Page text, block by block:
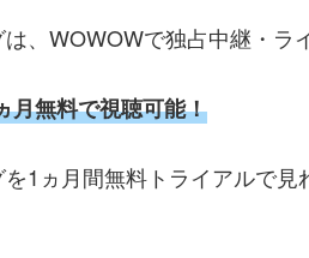
、WOWOWで独占中継・ラ
月無料で視聴可能！
1ヵ月間無料トライアルで